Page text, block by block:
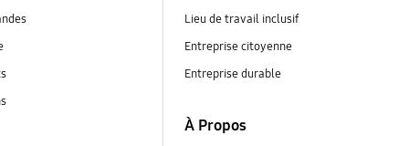
Lieu de travail inclusif
Entreprise citoyenne
Entreprise durable
À Propos